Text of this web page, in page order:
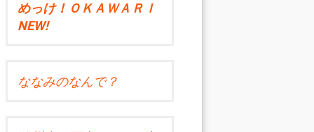
めっけ！ＯＫＡＷＡＲＩ
NEW!
ななみのなんで？